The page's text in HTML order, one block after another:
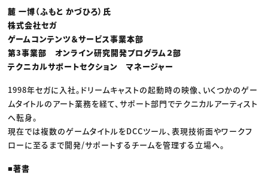
麓 一博（ふもと かづひろ）氏
株式会社セガ
ゲームコンテンツ＆サービス事業本部
第3事業部 オンライン研究開発プログラム２部
テクニカルサポートセクション マネージャー
1998年セガに入社。ドリームキャストの起動時の映像、いくつかのゲー
ムタイトルのアート業務を経て、サポート部門でテクニカルアーティスト
へ転身。
現在では複数のゲームタイトルをDCCツール、表現技術面やワークフ
ローに至るまで開発/サポートするチームを管理する立場へ。
■著書